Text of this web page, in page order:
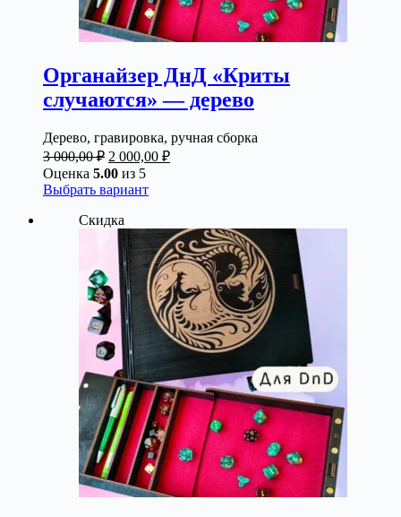
Органайзер ДнД «Криты
случаются» — дерево
Дерево, гравировка, ручная сборка
3 000,00₽ Первоначальная
цена
составляла
3
000,00 ₽.
2 000,00 ₽Текущая
Оценка 5.00 из 5
Выбрать вариантЭтот
несколько
вариаций.
Опции
можно
выбрать
на
странице
товара.
Скидка